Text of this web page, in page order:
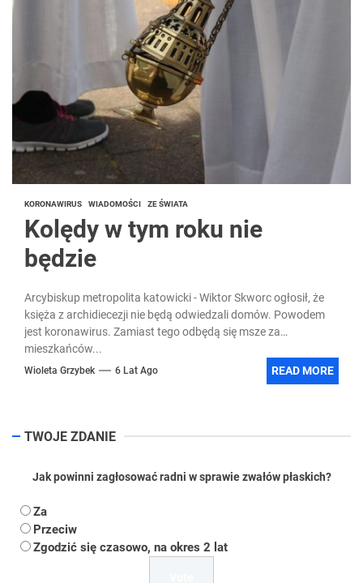
KORONAWIRUS WIADOMOŚCI ZE ŚWIATA
Kolędy w tym roku nie
będzie
Arcybiskup metropolita katowicki - Wiktor Skworc ogłosił, że
księża z archidiecezji nie będą odwiedzali domów. Powodem
jest koronawirus. Zamiast tego odbędą się msze za
mieszkańców...
Wioleta Grzybek 6 Lat Ago READ MORE
TWOJE ZDANIE
Jak powinni zagłosować radni w sprawie zwałów płaskich?
Za
Przeciw
Zgodzić się czasowo, na okres 2 lat